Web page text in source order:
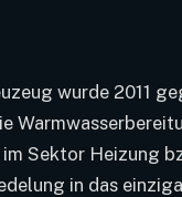
wurde 2011
Sektor Heizung
in das